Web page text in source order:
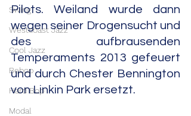
Swing
Westcoast Jazz
Cool Jazz
Bebop
Hard Bop
Modal
Pilots. Weiland wurde dann
wegen seiner Drogensucht und
des aufbrausenden
Temperaments 2013 gefeuert
und durch Chester Bennington
von Linkin Park ersetzt.